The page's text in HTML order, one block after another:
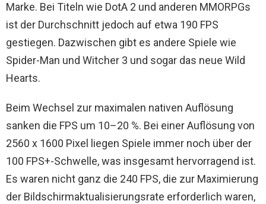
Marke. Bei Titeln wie DotA 2 und anderen MMORPGs
ist der Durchschnitt jedoch auf etwa 190 FPS
gestiegen. Dazwischen gibt es andere Spiele wie
Spider-Man und Witcher 3 und sogar das neue Wild
Hearts.
Beim Wechsel zur maximalen nativen Auflösung
sanken die FPS um 10–20 %. Bei einer Auflösung von
2560 x 1600 Pixel liegen Spiele immer noch über der
100 FPS+-Schwelle, was insgesamt hervorragend ist.
Es waren nicht ganz die 240 FPS, die zur Maximierung
der Bildschirmaktualisierungsrate erforderlich waren,